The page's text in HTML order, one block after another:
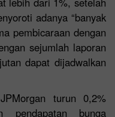
adanya “banyak
pembicaraan dengan
sejumlah laporan
dapat dijadwalkan
turun 0,2%
pendapatan bunga